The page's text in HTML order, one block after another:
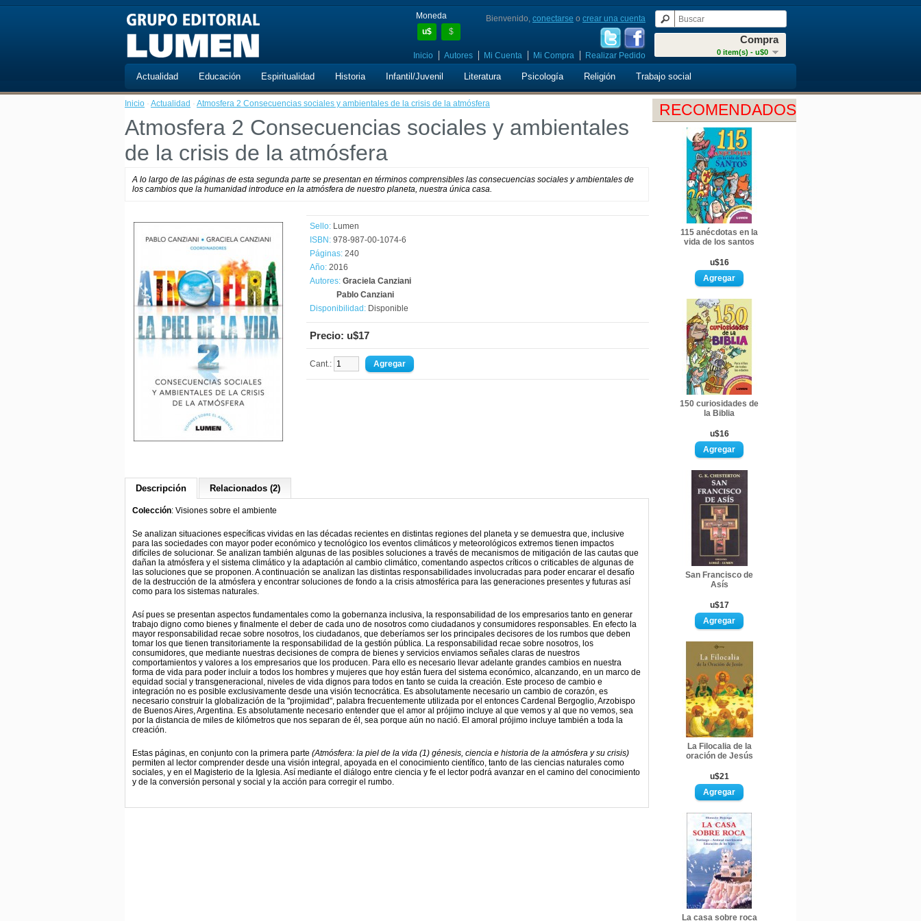
Moneda
u$
$
Compra
0 item(s) - u$0
Bienvenido, conectarse o crear una cuenta
Inicio Autores Mi Cuenta Mi Compra Realizar Pedido
Actualidad Educación Espiritualidad Historia Infantil/Juvenil Literatura Psicología Religión Trabajo social
RECOMENDADOS
115 anécdotas en la
vida de los santos
u$16
150 curiosidades de
la Biblia
u$16
San Francisco de
Asís
u$17
La Filocalia de la
oración de Jesús
u$21
La casa sobre roca
Inicio · Actualidad · Atmosfera 2 Consecuencias sociales y ambientales de la crisis de la atmósfera
Atmosfera 2 Consecuencias sociales y ambientales
de la crisis de la atmósfera
A lo largo de las páginas de esta segunda parte se presentan en términos comprensibles las consecuencias sociales y ambientales de
los cambios que la humanidad introduce en la atmósfera de nuestro planeta, nuestra única casa.
Sello: Lumen
ISBN: 978-987-00-1074-6
Páginas: 240
Año: 2016
Autores: Graciela Canziani
Pablo Canziani
Disponibilidad: Disponible
Precio: u$17
Cant.:
Descripción Relacionados (2)
Colección: Visiones sobre el ambiente
Se analizan situaciones específicas vividas en las décadas recientes en distintas regiones del planeta y se demuestra que, inclusive
para las sociedades con mayor poder económico y tecnológico los eventos climáticos y meteorológicos extremos tienen impactos
difíciles de solucionar. Se analizan también algunas de las posibles soluciones a través de mecanismos de mitigación de las cautas que
dañan la atmósfera y el sistema climático y la adaptación al cambio climático, comentando aspectos críticos o criticables de algunas de
las soluciones que se proponen. A continuación se analizan las distintas responsabilidades involucradas para poder encarar el desafío
de la destrucción de la atmósfera y encontrar soluciones de fondo a la crisis atmosférica para las generaciones presentes y futuras así
como para los sistemas naturales.
Así pues se presentan aspectos fundamentales como la gobernanza inclusiva, la responsabilidad de los empresarios tanto en generar
trabajo digno como bienes y finalmente el deber de cada uno de nosotros como ciudadanos y consumidores responsables. En efecto la
mayor responsabilidad recae sobre nosotros, los ciudadanos, que deberíamos ser los principales decisores de los rumbos que deben
tomar los que tienen transitoriamente la responsabilidad de la gestión pública. La responsabilidad recae sobre nosotros, los
consumidores, que mediante nuestras decisiones de compra de bienes y servicios enviamos señales claras de nuestros
comportamientos y valores a los empresarios que los producen. Para ello es necesario llevar adelante grandes cambios en nuestra
forma de vida para poder incluir a todos los hombres y mujeres que hoy están fuera del sistema económico, alcanzando, en un marco de
equidad social y transgeneracional, niveles de vida dignos para todos en tanto se cuida la creación. Este proceso de cambio e
integración no es posible exclusivamente desde una visión tecnocrática. Es absolutamente necesario un cambio de corazón, es
necesario construir la globalización de la "projimidad", palabra frecuentemente utilizada por el entonces Cardenal Bergoglio, Arzobispo
de Buenos Aires, Argentina. Es absolutamente necesario entender que el amor al prójimo incluye al que vemos y al que no vemos, sea
por la distancia de miles de kilómetros que nos separan de él, sea porque aún no nació. El amoral prójimo incluye también a toda la
creación.
Estas páginas, en conjunto con la primera parte (Atmósfera: la piel de la vida (1) génesis, ciencia e historia de la atmósfera y su crisis)
permiten al lector comprender desde una visión integral, apoyada en el conocimiento científico, tanto de las ciencias naturales como
sociales, y en el Magisterio de la Iglesia. Así mediante el diálogo entre ciencia y fe el lector podrá avanzar en el camino del conocimiento
y de la conversión personal y social y la acción para corregir el rumbo.